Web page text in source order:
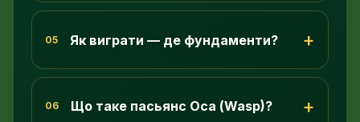
05 Як виграти — де фундаменти? +
06 Що таке пасьянс Оса (Wasp)? +